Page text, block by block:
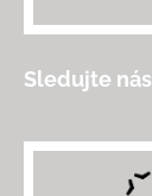
Sledujte nás